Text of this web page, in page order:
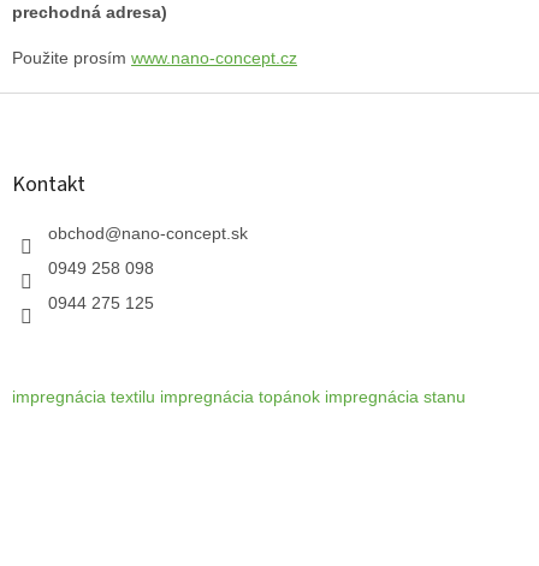
prechodná adresa)
Použite prosím www.nano-concept.cz
Z
Kontakt
obchod@nano-concept.sk
0949 258 098
0944 275 125
impregnácia textilu impregnácia topánok impregnácia stanu